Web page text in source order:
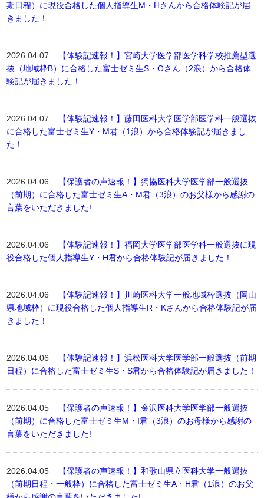
期日程）に現役合格した個人指導生M・Hさんから合格体験記が届
きました！
2026.04.07
【体験記速報！】宮崎大学医学部医学科学校推薦型選
抜（地域枠B）に合格した富士ゼミ生S・Oさん（2浪）から合格体
験記が届きました！
2026.04.07
【体験記速報！】藤田医科大学医学部医学科一般選抜
に合格した富士ゼミ生Y・M君（1浪）から合格体験記が届きまし
た！
2026.04.06
【保護者の声速報！】獨協医科大学医学部一般選抜
（前期）に合格した富士ゼミ生A・M君（3浪）のお父様から感謝の
言葉をいただきました!
2026.04.06
【体験記速報！】福岡大学医学部医学科一般選抜に現
役合格した個人指導生Y・H君から合格体験記が届きました！
2026.04.06
【体験記速報！】川崎医科大学一般地域枠選抜（岡山
県地域枠）に現役合格した個人指導生R・Kさんから合格体験記が届
きました！
2026.04.06
【体験記速報！】浜松医科大学医学部一般選抜（前期
日程）に合格した富士ゼミ生S・S君から合格体験記が届きました！
2026.04.05
【保護者の声速報！】金沢医科大学医学部一般選抜
（前期）に合格した富士ゼミ生M・I君（3浪）のお母様から感謝の
言葉をいただきました!
2026.04.05
【保護者の声速報！】和歌山県立医科大学一般選抜
（前期日程・一般枠）に合格した富士ゼミ生A・H君（1浪）のお父